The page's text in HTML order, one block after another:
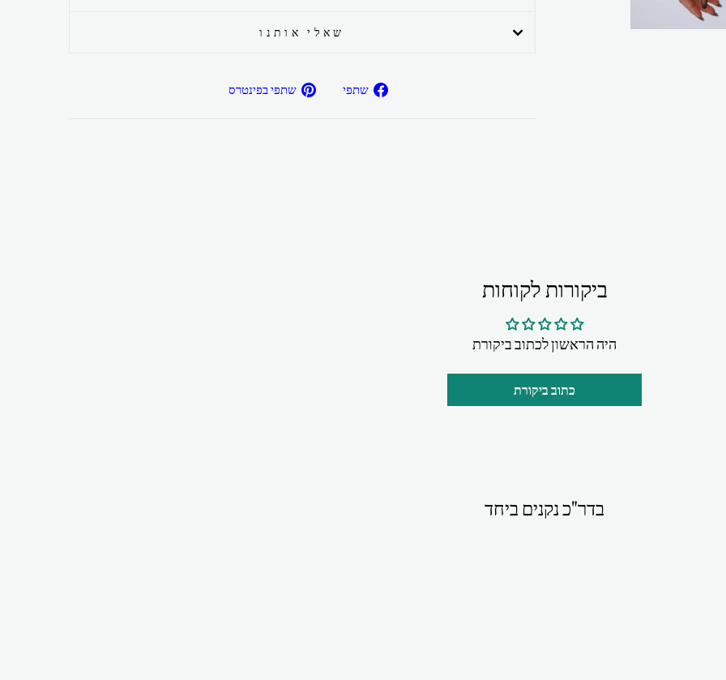
שאלי אותנו
שתפי
שתפ/ישתפי בפינטרס
ביקורות לקוחות
היה הראשון לכתוב ביקורת
כתוב ביקורת
בדר"כ נקנים ביחד